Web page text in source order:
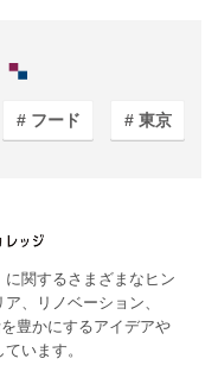
フード 東京
関するさまざまなヒン
、リノベーション、
豊かにするアイデアや
います。